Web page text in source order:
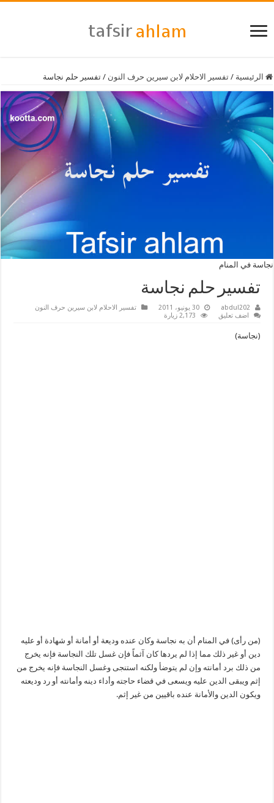
الرئيسية / تفسير الاحلام لابن سيرين حرف النون / تفسير حلم نجاسة
نجاسة في المنام
تفسير حلم نجاسة
abdul202 30 يونيو، 2011
تفسير الاحلام لابن سيرين حرف النون
اضف تعليق
2,173 زيارة
(نجاسة)
(من رأى) في المنام أن به نجاسة وكان عنده وديعة أو أمانة أو شهادة أو عليه
دين أو غير ذلك مما إذا لم يردها كان آثماً فإن غسل تلك النجاسة فإنه يخرج
من ذلك برد أمانته وإن لم يتوضأ ولكنه استنجى وغسل النجاسة فإنه يخرج من
إثم ويبقى الدين عليه ويسعى في قضاء حاجته وأداء دينه وأمانته أو رد وديعته
ويكون الدين والأمانة عنده باقيين من غير إثم.